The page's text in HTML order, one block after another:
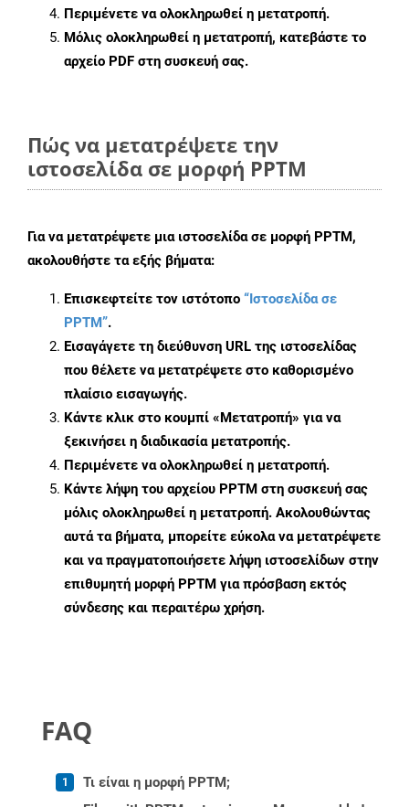
Περιμένετε να ολοκληρωθεί η μετατροπή.
Μόλις ολοκληρωθεί η μετατροπή, κατεβάστε το
αρχείο PDF στη συσκευή σας.
Πώς να μετατρέψετε την
ιστοσελίδα σε μορφή PPTM
Για να μετατρέψετε μια ιστοσελίδα σε μορφή PPTM,
ακολουθήστε τα εξής βήματα:
Επισκεφτείτε τον ιστότοπο “Ιστοσελίδα σε
PPTM”.
Εισαγάγετε τη διεύθυνση URL της ιστοσελίδας
που θέλετε να μετατρέψετε στο καθορισμένο
πλαίσιο εισαγωγής.
Κάντε κλικ στο κουμπί «Μετατροπή» για να
ξεκινήσει η διαδικασία μετατροπής.
Περιμένετε να ολοκληρωθεί η μετατροπή.
Κάντε λήψη του αρχείου PPTM στη συσκευή σας
μόλις ολοκληρωθεί η μετατροπή. Ακολουθώντας
αυτά τα βήματα, μπορείτε εύκολα να μετατρέψετε
και να πραγματοποιήσετε λήψη ιστοσελίδων στην
επιθυμητή μορφή PPTM για πρόσβαση εκτός
σύνδεσης και περαιτέρω χρήση.
FAQ
Τι είναι η μορφή PPTM;